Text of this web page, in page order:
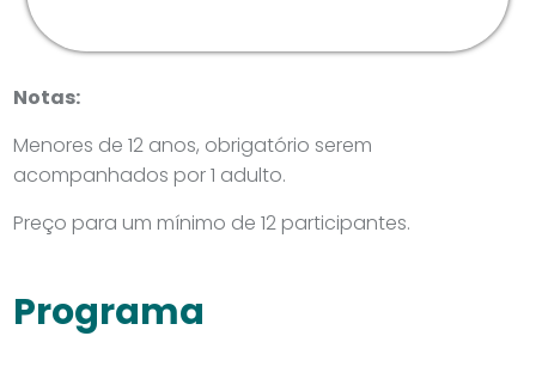
Notas:
Menores de 12 anos, obrigatório serem
acompanhados por 1 adulto.
Preço para um mínimo de 12 participantes.
Programa